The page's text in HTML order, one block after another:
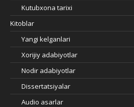
Kutubxona tarixi
Kitoblar
Yangi kelganlari
Xorijiy adabiyotlar
Nodir adabiyotlar
Dissertatsiyalar
Audio asarlar